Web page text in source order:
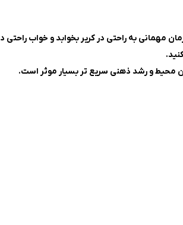
مهمانی به راحتی در کریر بخوابد و خواب راحتی
محیط و رشد ذهنی سریع تر بسیار موثر است.